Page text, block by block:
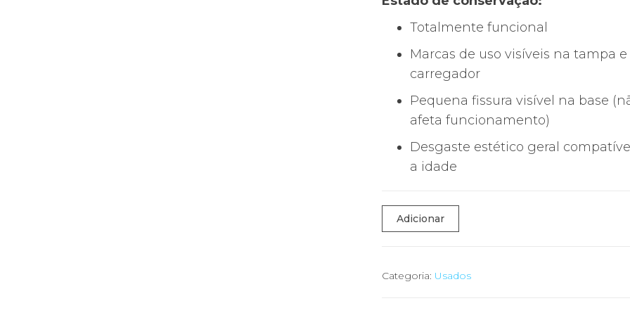
Totalmente funcional
Marcas de uso visíveis na tampa
carregador
Pequena fissura visível na base
afeta funcionamento)
Desgaste estético geral
a idade
Quantidade
de
ASUS
Adicionar
Categoria: Usados